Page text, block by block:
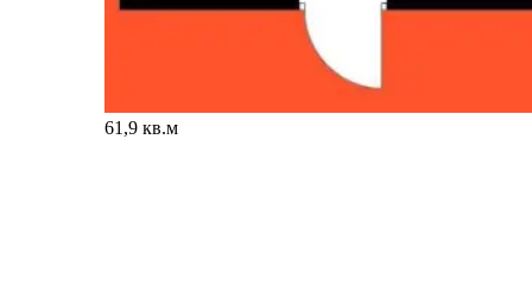
61,9 кв.м